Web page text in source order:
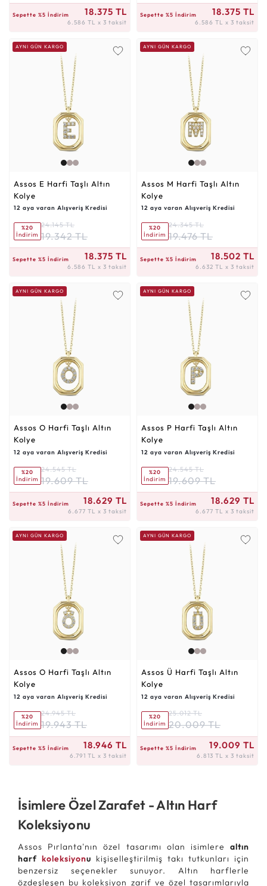
Sepette %5 İndirim 18.375 TL
6.586 TL x 3 taksit
Sepette %5 İndirim 18.375 TL
6.586 TL x 3 taksit
AYNI GÜN KARGO
Assos E Harfi Taşlı Altın
Kolye
12 aya varan Alışveriş Kredisi
%20
İndirim
24.145 TL
19.342 TL
Sepette %5 İndirim 18.375 TL
6.586 TL x 3 taksit
AYNI GÜN KARGO
Assos M Harfi Taşlı Altın
Kolye
12 aya varan Alışveriş Kredisi
%20
İndirim
24.345 TL
19.476 TL
Sepette %5 İndirim 18.502 TL
6.632 TL x 3 taksit
AYNI GÜN KARGO
Assos O Harfi Taşlı Altın
Kolye
12 aya varan Alışveriş Kredisi
%20
İndirim
24.545 TL
19.609 TL
Sepette %5 İndirim 18.629 TL
6.677 TL x 3 taksit
AYNI GÜN KARGO
Assos P Harfi Taşlı Altın
Kolye
12 aya varan Alışveriş Kredisi
%20
İndirim
24.545 TL
19.609 TL
Sepette %5 İndirim 18.629 TL
6.677 TL x 3 taksit
AYNI GÜN KARGO
Assos O Harfi Taşlı Altın
Kolye
12 aya varan Alışveriş Kredisi
%20
İndirim
24.945 TL
19.943 TL
Sepette %5 İndirim 18.946 TL
6.791 TL x 3 taksit
AYNI GÜN KARGO
Assos Ü Harfi Taşlı Altın
Kolye
12 aya varan Alışveriş Kredisi
%20
İndirim
25.012 TL
20.009 TL
Sepette %5 İndirim 19.009 TL
6.813 TL x 3 taksit
İsimlere Özel Zarafet - Altın Harf
Koleksiyonu
Assos Pırlanta'nın özel tasarımı olan isimlere altın
harf koleksiyonu kişiselleştirilmiş takı tutkunları için
benzersiz seçenekler sunuyor. Altın harflerle
özdeşleşen bu koleksiyon zarif ve özel tasarımlarıyla